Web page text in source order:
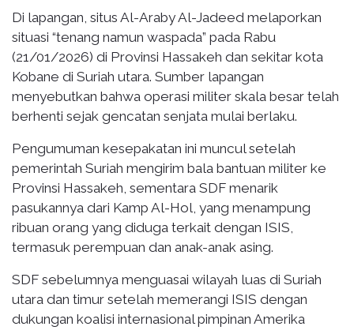
Di lapangan, situs Al-Araby Al-Jadeed melaporkan
situasi “tenang namun waspada” pada Rabu
(21/01/2026) di Provinsi Hassakeh dan sekitar kota
Kobane di Suriah utara. Sumber lapangan
menyebutkan bahwa operasi militer skala besar telah
berhenti sejak gencatan senjata mulai berlaku.
Pengumuman kesepakatan ini muncul setelah
pemerintah Suriah mengirim bala bantuan militer ke
Provinsi Hassakeh, sementara SDF menarik
pasukannya dari Kamp Al-Hol, yang menampung
ribuan orang yang diduga terkait dengan ISIS,
termasuk perempuan dan anak-anak asing.
SDF sebelumnya menguasai wilayah luas di Suriah
utara dan timur setelah memerangi ISIS dengan
dukungan koalisi internasional pimpinan Amerika